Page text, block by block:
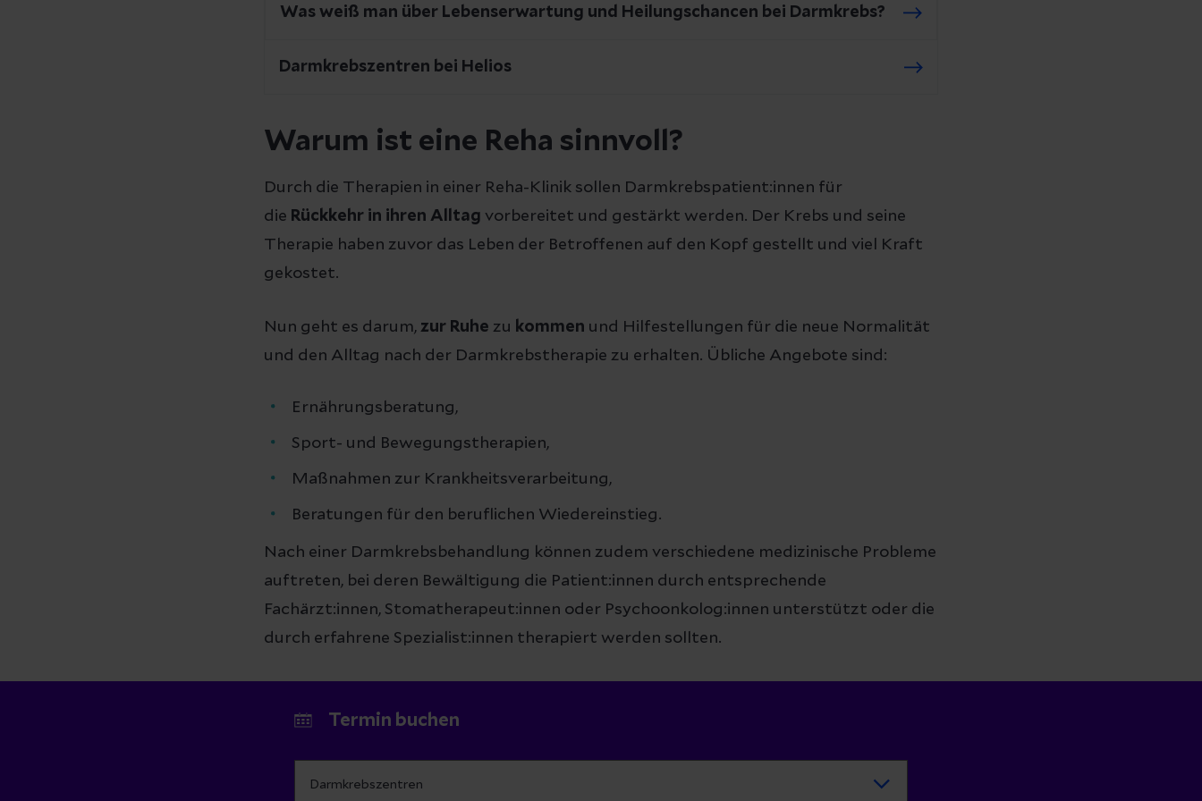
Was weiß man über Lebenserwartung und Heilungschancen bei Darmkrebs?
Darmkrebszentren bei Helios
Warum ist eine Reha sinnvoll?
Durch die Therapien in einer Reha-Klinik sollen Darmkrebspatient:innen für
die Rückkehr in ihren Alltag vorbereitet und gestärkt werden. Der Krebs und seine
Therapie haben zuvor das Leben der Betroffenen auf den Kopf gestellt und viel Kraft
gekostet.
Nun geht es darum, zur Ruhe zu kommen und Hilfestellungen für die neue Normalität
und den Alltag nach der Darmkrebstherapie zu erhalten. Übliche Angebote sind:
Ernährungsberatung,
Sport- und Bewegungstherapien,
Maßnahmen zur Krankheitsverarbeitung,
Beratungen für den beruflichen Wiedereinstieg.
Nach einer Darmkrebsbehandlung können zudem verschiedene medizinische Probleme
auftreten, bei deren Bewältigung die Patient:innen durch entsprechende
Fachärzt:innen, Stomatherapeut:innen oder Psychoonkolog:innen unterstützt oder die
durch erfahrene Spezialist:innen therapiert werden sollten.
Termin buchen